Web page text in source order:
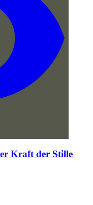
Kraft der Stille